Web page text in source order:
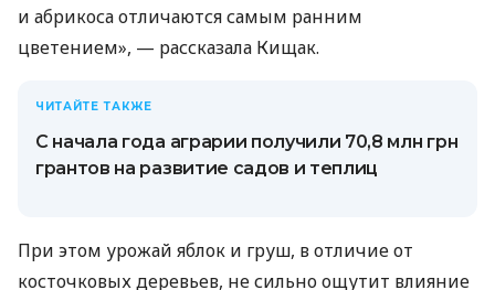
и абрикоса отличаются самым ранним
цветением», — рассказала Кищак.
ЧИТАЙТЕ ТАКЖЕ
С начала года аграрии получили 70,8 млн грн
грантов на развитие садов и теплиц
При этом урожай яблок и груш, в отличие от
косточковых деревьев, не сильно ощутит влияние